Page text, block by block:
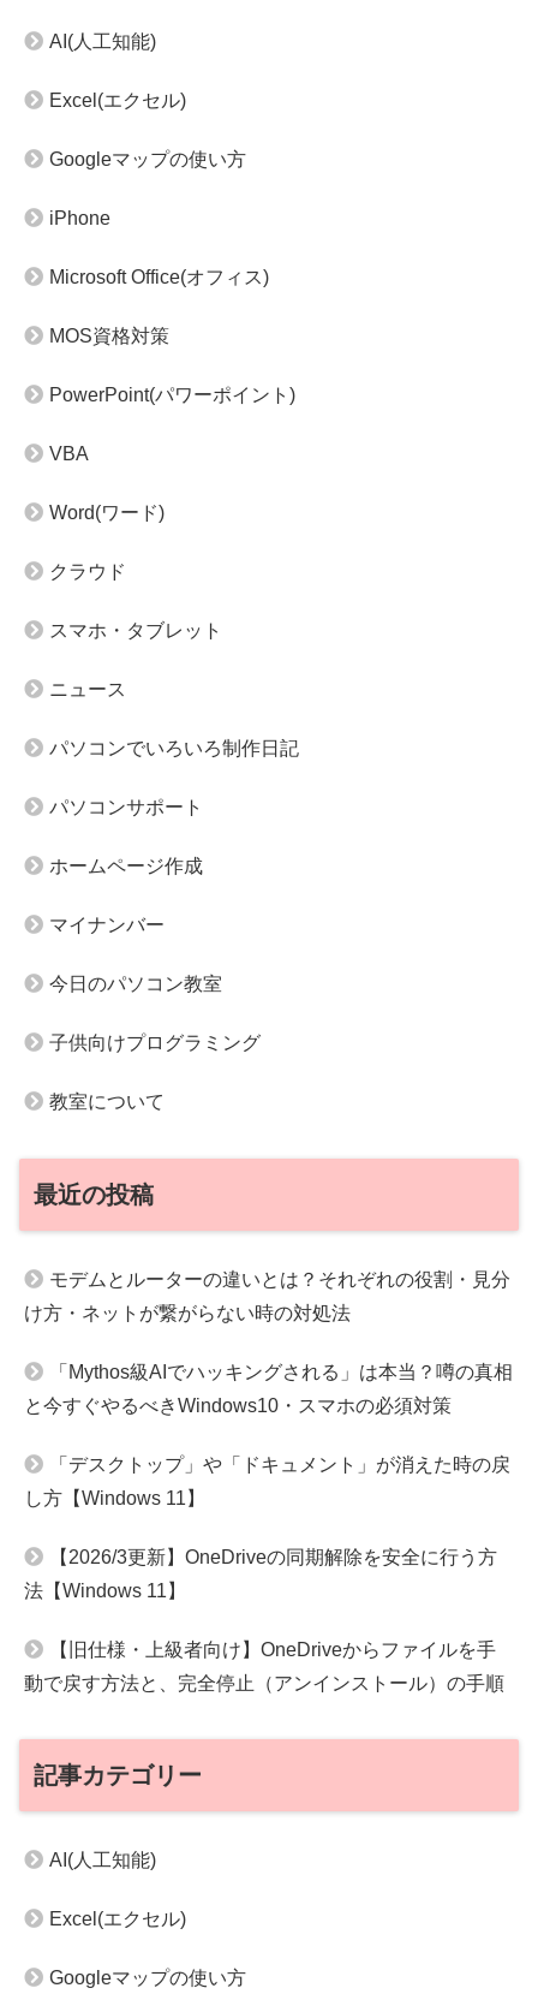
AI(人工知能)
Excel(エクセル)
Googleマップの使い方
iPhone
Microsoft Office(オフィス)
MOS資格対策
PowerPoint(パワーポイント)
VBA
Word(ワード)
クラウド
スマホ・タブレット
ニュース
パソコンでいろいろ制作日記
パソコンサポート
ホームページ作成
マイナンバー
今日のパソコン教室
子供向けプログラミング
教室について
最近の投稿
モデムとルーターの違いとは？それぞれの役割・見分
け方・ネットが繋がらない時の対処法
「Mythos級AIでハッキングされる」は本当？噂の真相
と今すぐやるべきWindows10・スマホの必須対策
「デスクトップ」や「ドキュメント」が消えた時の戻
し方【Windows 11】
【2026/3更新】OneDriveの同期解除を安全に行う方
法【Windows 11】
【旧仕様・上級者向け】OneDriveからファイルを手
動で戻す方法と、完全停止（アンインストール）の手順
記事カテゴリー
AI(人工知能)
Excel(エクセル)
Googleマップの使い方